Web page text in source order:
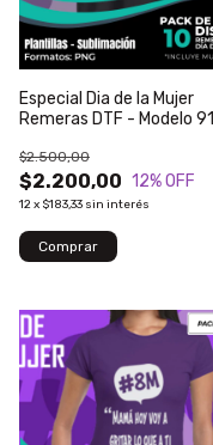
Especial Dia de la Mujer
Remeras DTF - Modelo 91
$2.200,00
$2.500,00
12% OFF
12x $183,33 sin interés